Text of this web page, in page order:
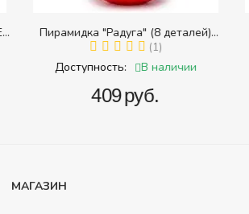
"Радуга" (8 деталей)
среднего размера)
(1)
В наличии
Детский
МАГАЗИН